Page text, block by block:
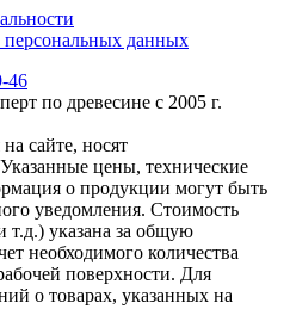
персональных данных
46
по древесине с 2005 г.
сайте, носят
цены, технические
о продукции могут быть
уведомления. Стоимость
т.д.) указана за общую
необходимого количества
поверхности. Для
о товарах, указанных на